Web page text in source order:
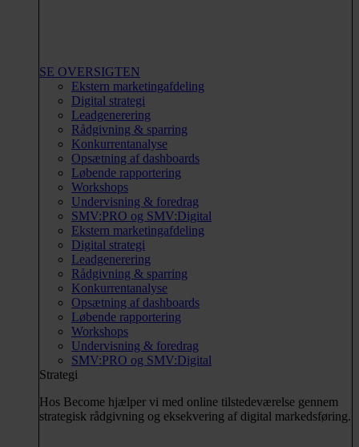
SE OVERSIGTEN
Ekstern marketingafdeling
Digital strategi
Leadgenerering
Rådgivning & sparring
Konkurrentanalyse
Opsætning af dashboards
Løbende rapportering
Workshops
Undervisning & foredrag
SMV:PRO og SMV:Digital
Ekstern marketingafdeling
Digital strategi
Leadgenerering
Rådgivning & sparring
Konkurrentanalyse
Opsætning af dashboards
Løbende rapportering
Workshops
Undervisning & foredrag
SMV:PRO og SMV:Digital
Strategi
Hos Become hjælper vi med online tilstedeværelse gennem
strategisk rådgivning og eksekvering af digital markedsføring.